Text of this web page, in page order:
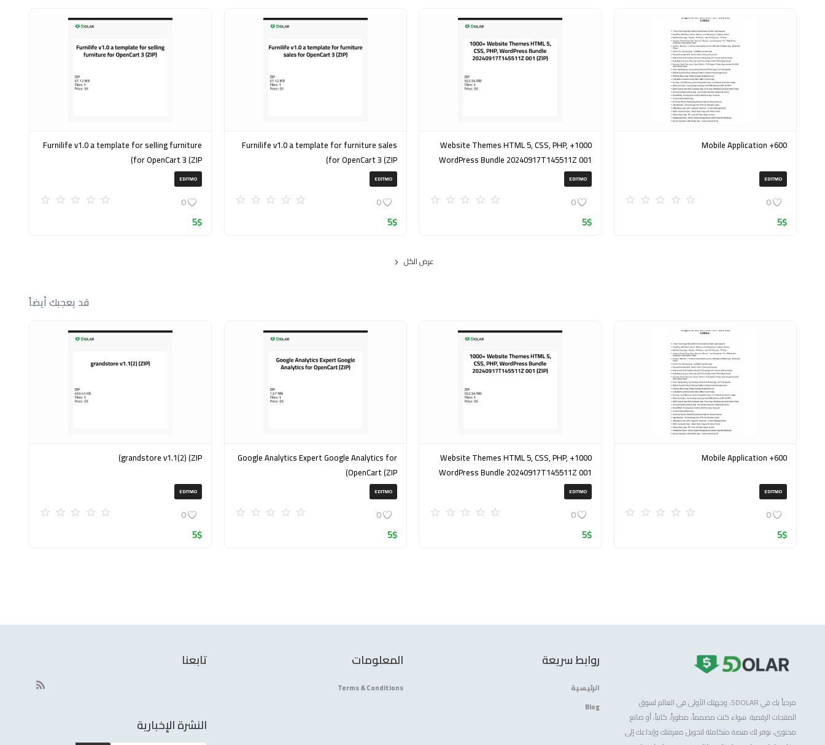
600+ Mobile Application
EDITMO
0
5$
1000+ Website Themes HTML 5, CSS, PHP,
WordPress Bundle 20240917T145511Z 001
(ZIP)
EDITMO
0
5$
Furnilife v1.0 a template for furniture sales
for OpenCart 3 (ZIP)
EDITMO
0
5$
Furnilife v1.0 a template for selling furniture
for OpenCart 3 (ZIP)
EDITMO
0
5$
عرض الكل
قد يعجبك أيضاً
600+ Mobile Application
EDITMO
0
5$
1000+ Website Themes HTML 5, CSS, PHP,
WordPress Bundle 20240917T145511Z 001
(ZIP)
EDITMO
0
5$
Google Analytics Expert Google Analytics for
OpenCart (ZIP)
EDITMO
0
5$
grandstore v1.1(2) (ZIP)
EDITMO
0
5$
مرحباً بك في 5DOLAR، وجهتك الأولى في العالم لسوق
المنتجات الرقمية. سواء كنت مصمماً، مطوراً، كاتباً، أو صانع
محتوى، نوفر لك منصة متكاملة لتحويل معرفتك وإبداعك إلى
روابط سريعة
الرئيسية
Blog
المعلومات
Terms & Conditions
تابعنا
النشرة الإخبارية